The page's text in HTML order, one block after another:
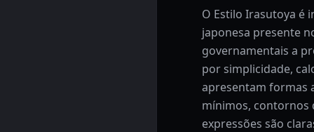
O Estilo Irasutoya é
japonesa presente
governamentais a
por simplicidade,
apresentam formas
mínimos, contornos
expressões são